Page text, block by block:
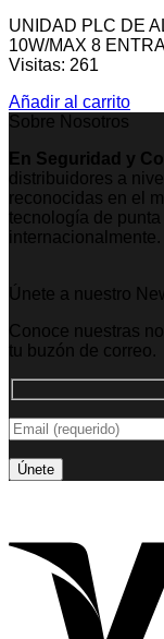
UNIDAD PLC DE
10W/MAX 8
Visitas: 261
Añadir al carrito
Sobre Nosotros
En Seguridad y
distribuidores a
reconocidas en el
tecnología de
internacionalmente.
Únete a nuestro
Conoce nuestras
tu buzón de correo.